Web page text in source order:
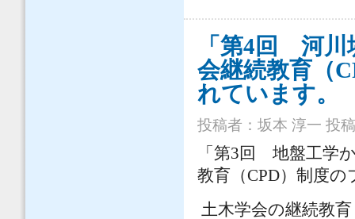
「第4回 河川
会継続教育（
れています。
投稿者： 坂本 淳一 投
「第3回 地盤工学
教育（CPD）制度
土木学会の継続教